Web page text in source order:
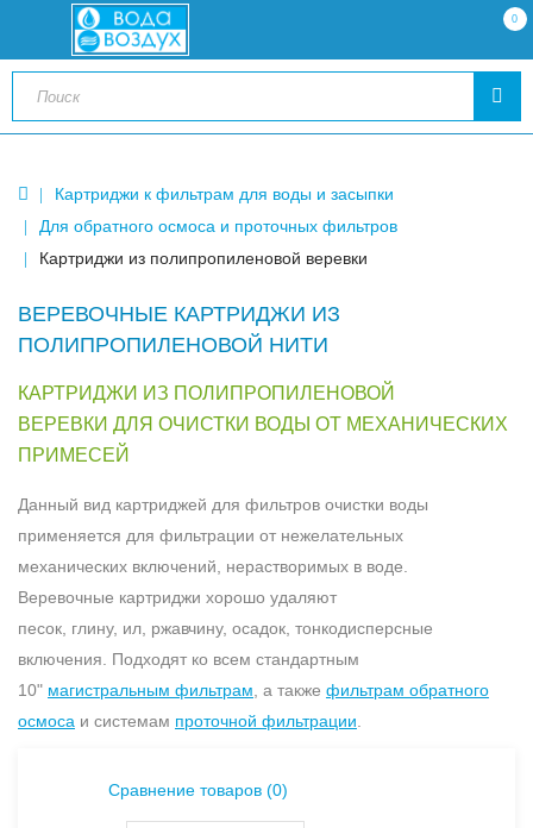
0
Картриджи к фильтрам для воды и засыпки
Для обратного осмоса и проточных фильтров
Картриджи из полипропиленовой веревки
ВЕРЕВОЧНЫЕ КАРТРИДЖИ ИЗ
ПОЛИПРОПИЛЕНОВОЙ НИТИ
КАРТРИДЖИ ИЗ ПОЛИПРОПИЛЕНОВОЙ
ВЕРЕВКИ ДЛЯ ОЧИСТКИ ВОДЫ ОТ МЕХАНИЧЕСКИХ
ПРИМЕСЕЙ
Данный вид картриджей для фильтров очистки воды
применяется для фильтрации от нежелательных
механических включений, нерастворимых в воде.
Веревочные картриджи хорошо удаляют
песок, глину, ил, ржавчину, осадок, тонкодисперсные
включения. Подходят ко всем стандартным
10" магистральным фильтрам , а также фильтрам обратного
осмоса и системам проточной фильтрации
Сравнение товаров (0)